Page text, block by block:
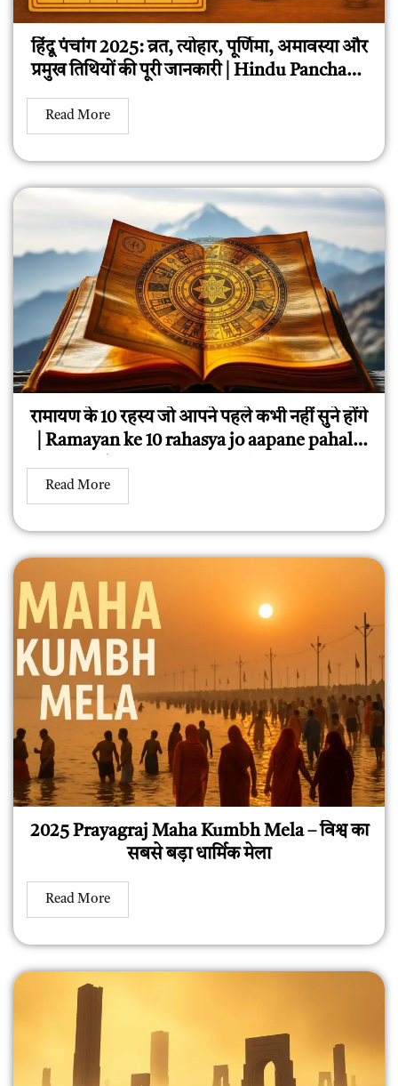
हिंदू पंचांग 2025: व्रत, त्योहार, पूर्णिमा, अमावस्या और
प्रमुख तिथियों की पूरी जानकारी | Hindu Panchang
Read More
रामायण के 10 रहस्य जो आपने पहले कभी नहीं सुने होंगे
| Ramayan ke 10 rahasya jo aapane pahale
kabhee nahi sune honge
Read More
2025 Prayagraj Maha Kumbh Mela – विश्व का
सबसे बड़ा धार्मिक मेला
Read More